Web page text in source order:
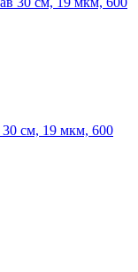
см, 19 мкм, 600